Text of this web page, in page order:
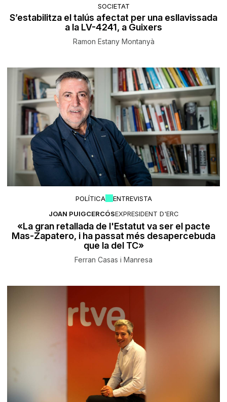
SOCIETAT
S’estabilitza el talús afectat per una esllavissada
a la LV-4241, a Guixers
Ramon Estany Montanyà
POLÍTICA
ENTREVISTA
JOAN PUIGCERCÓSEXPRESIDENT D'ERC
«La gran retallada de l'Estatut va ser el pacte
Mas-Zapatero, i ha passat més desapercebuda
que la del TC»
Ferran Casas i Manresa